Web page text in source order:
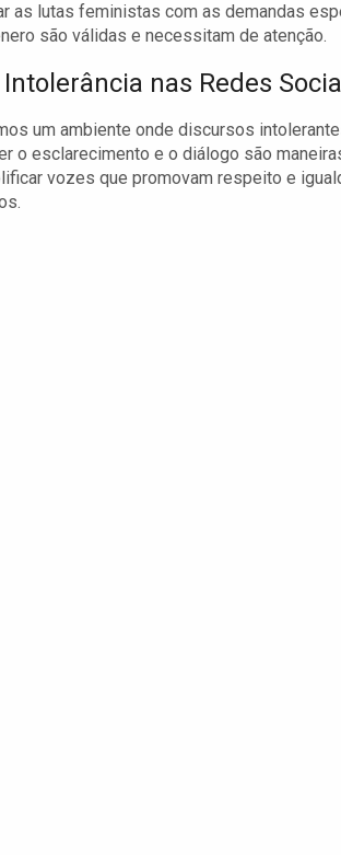
as lutas feministas com as demandas
são válidas e necessitam de atenção.
nas Redes
um ambiente onde discursos
o esclarecimento e o diálogo são
vozes que promovam respeito e